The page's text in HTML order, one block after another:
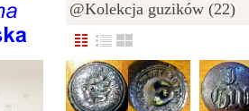
@Kolekcja guzików (22)